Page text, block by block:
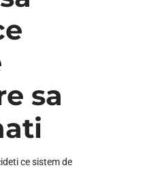
sa
ce sistem de